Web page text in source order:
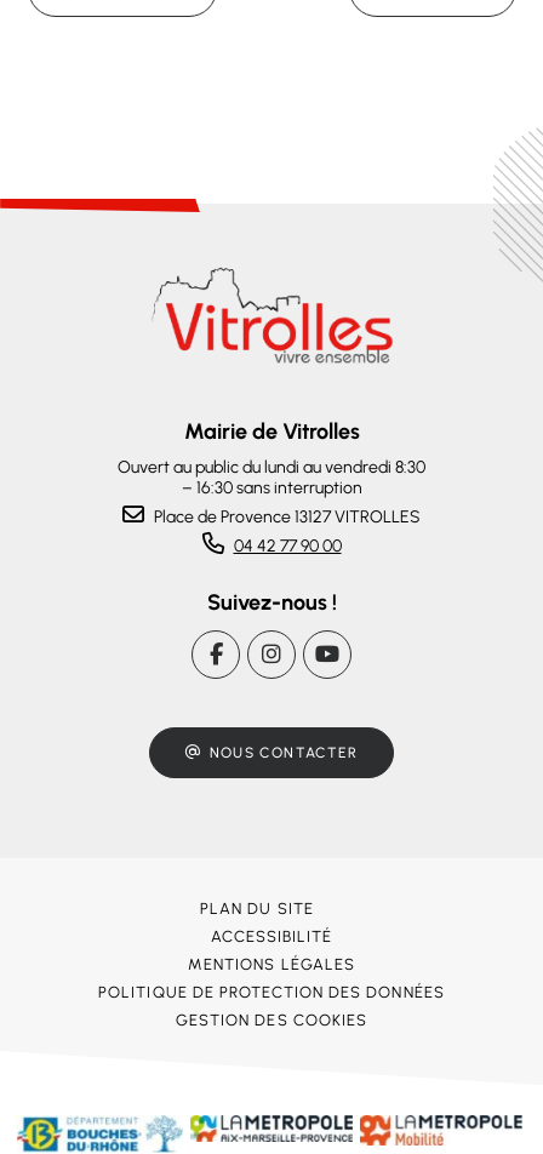
Mairie de Vitrolles
Ouvert au public du lundi au vendredi 8:30
– 16:30 sans interruption
Place de Provence 13127 VITROLLES
04 42 77 90 00
Suivez-nous !
NOUS CONTACTER
PLAN DU SITE
ACCESSIBILITÉ
MENTIONS LÉGALES
POLITIQUE DE PROTECTION DES DONNÉES
GESTION DES COOKIES